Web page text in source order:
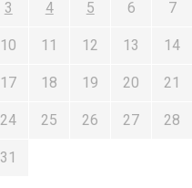
3 4 5 6 7
10 11 12 13 14
17 18 19 20 21
24 25 26 27 28
31